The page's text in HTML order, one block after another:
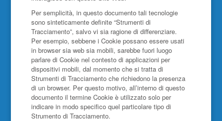
Per semplicità, in questo documento tali tecnologie
sono sinteticamente definite “Strumenti di
Tracciamento”, salvo vi sia ragione di differenziare.
Per esempio, sebbene i Cookie possano essere usati
in browser sia web sia mobili, sarebbe fuori luogo
parlare di Cookie nel contesto di applicazioni per
dispositivi mobili, dal momento che si tratta di
Strumenti di Tracciamento che richiedono la presenza
di un browser. Per questo motivo, all’interno di questo
documento il termine Cookie è utilizzato solo per
indicare in modo specifico quel particolare tipo di
Strumento di Tracciamento.